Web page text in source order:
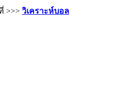
>>> วิเคราะห์บอล